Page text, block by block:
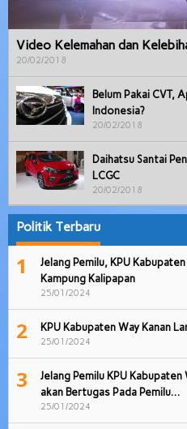
Video Kelemahan dan
20/02/2018
Belum Pakai CVT,
Indonesia?
20/02/2018
Daihatsu Santai
LCGC
20/02/2018
Politik Terbaru
1
Jelang Pemilu, KPU
Kampung Kalipapan
25/01/2024
2 KPU Kabupaten Way Kanan
25/01/2024
3
Jelang Pemilu KPU Kabupaten
akan Bertugas Pada Pemilu…
25/01/2024